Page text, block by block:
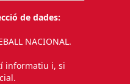
de dades:
NACIONAL.
informatiu i, si